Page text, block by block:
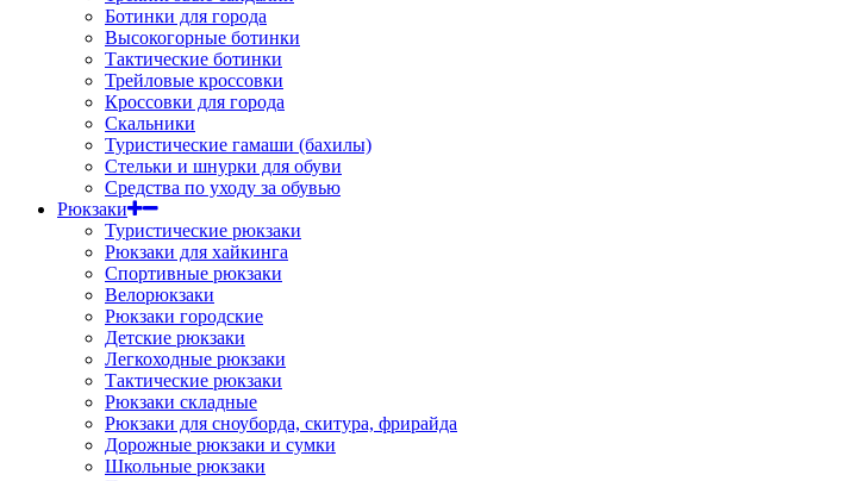
Ботинки для города
Высокогорные ботинки
Тактические ботинки
Трейловые кроссовки
Кроссовки для города
Скальники
Туристические гамаши (бахилы)
Стельки и шнурки для обуви
Средства по уходу за обувью
Рюкзаки
Туристические рюкзаки
Рюкзаки для хайкинга
Спортивные рюкзаки
Велорюкзаки
Рюкзаки городские
Детские рюкзаки
Легкоходные рюкзаки
Тактические рюкзаки
Рюкзаки складные
Рюкзаки для сноуборда, скитура, фрирайда
Дорожные рюкзаки и сумки
Школьные рюкзаки